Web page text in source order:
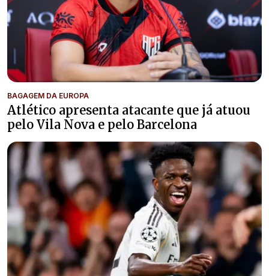
BAGAGEM DA EUROPA
Atlético apresenta atacante que já atuou
pelo Vila Nova e pelo Barcelona